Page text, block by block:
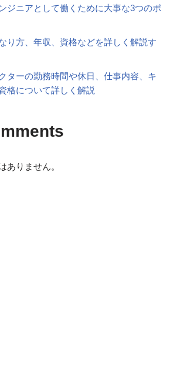
ジニアとして働くために大事な3つのポ
り方、年収、資格などを詳しく解説す
ターの勤務時間や休日、仕事内容、キ
格について詳しく解説
ありません。